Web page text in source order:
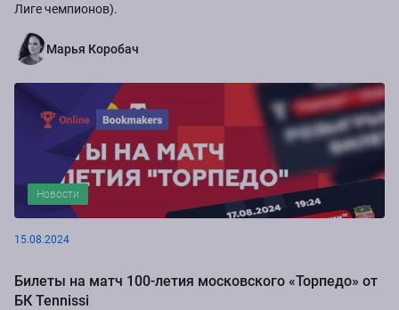
Лиге чемпионов).
Марья Коробач
Новости
15.08.2024
Билеты на матч 100-летия московского «Торпедо» от
БК Tennissi